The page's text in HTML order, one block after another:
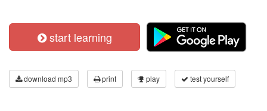
start learning
download mp3 print play test yourself